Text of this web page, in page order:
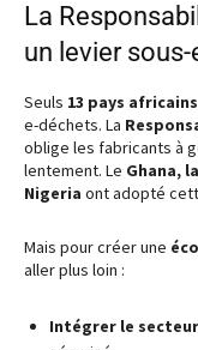
La
un levier
Seuls 13 pays africains
e-déchets. La
oblige les fabricants à
lentement. Le Ghana,
Nigeria ont adopté
Mais pour créer une
aller plus loin :
Intégrer le